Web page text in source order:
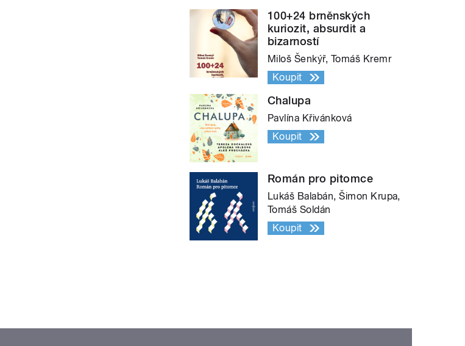
100+24 brněnských
kuriozit, absurdit a
bizarností
Miloš Šenkýř, Tomáš Kremr
Koupit
Chalupa
Pavlína Křivánková
Koupit
Román pro pitomce
Lukáš Balabán, Šimon Krupa,
Tomáš Soldán
Koupit